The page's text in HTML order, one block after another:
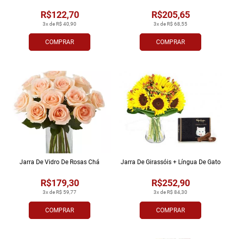
COMPRAR
3x de R$ 40,90
R$122,70
COMPRAR
3x de R$ 68,55
R$205,65
COMPRAR
3x de R$ 59,77
R$179,30
Jarra De Vidro De Rosas Chá
COMPRAR
3x de R$ 84,30
R$252,90
Jarra De Girassóis + Língua De Gato